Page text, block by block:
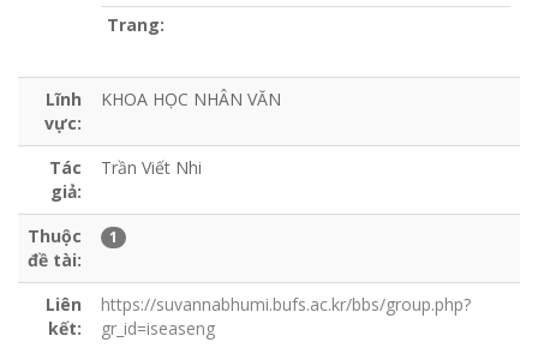
Trang:
Lĩnh
vực:
KHOA HỌC NHÂN VĂN
Tác
giả:
Trần Viết Nhi
Thuộc
đề tài:
1
Liên
kết:
https://suvannabhumi.bufs.ac.kr/bbs/group.php?
gr_id=iseaseng